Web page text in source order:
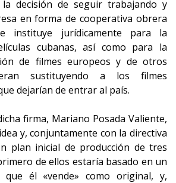
decisión de seguir trabajando y
en forma de cooperativa obrera
instituye jurídicamente para la
cubanas, así como para la
de filmes europeos y de otros
sustituyendo a los filmes
dejarían de entrar al país.
firma, Mariano Posada Valiente,
y, conjuntamente con la directiva
plan inicial de producción de tres
de ellos estaría basado en un
que él «vende» como original, y,